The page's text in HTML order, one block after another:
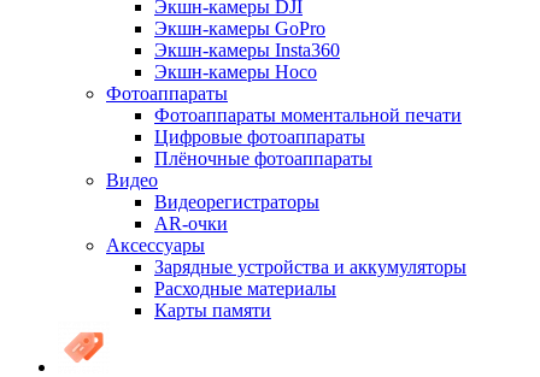
Экшн-камеры DJI
Экшн-камеры GoPro
Экшн-камеры Insta360
Экшн-камеры Hoco
Фотоаппараты
Фотоаппараты моментальной печати
Цифровые фотоаппараты
Плёночные фотоаппараты
Видео
Видеорегистраторы
AR-очки
Аксессуары
Зарядные устройства и аккумуляторы
Расходные материалы
Карты памяти